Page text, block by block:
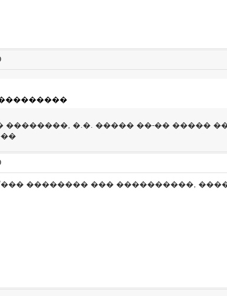
�.�. ����� ��-�� �����
�������� ��� ����������,